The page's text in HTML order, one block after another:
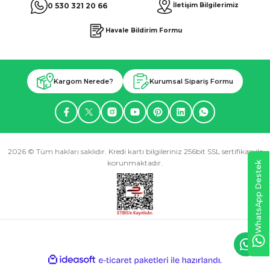
0 530 321 20 66 İletişim Bilgilerimiz
Havale Bildirim Formu
Kargom Nerede? Kurumsal Sipariş Formu
2026 © Tüm hakları saklıdır. Kredi kartı bilgileriniz 256bit SSL sertifikası ile
korunmaktadır.
WhatsApp Destek
ideasoft
e-